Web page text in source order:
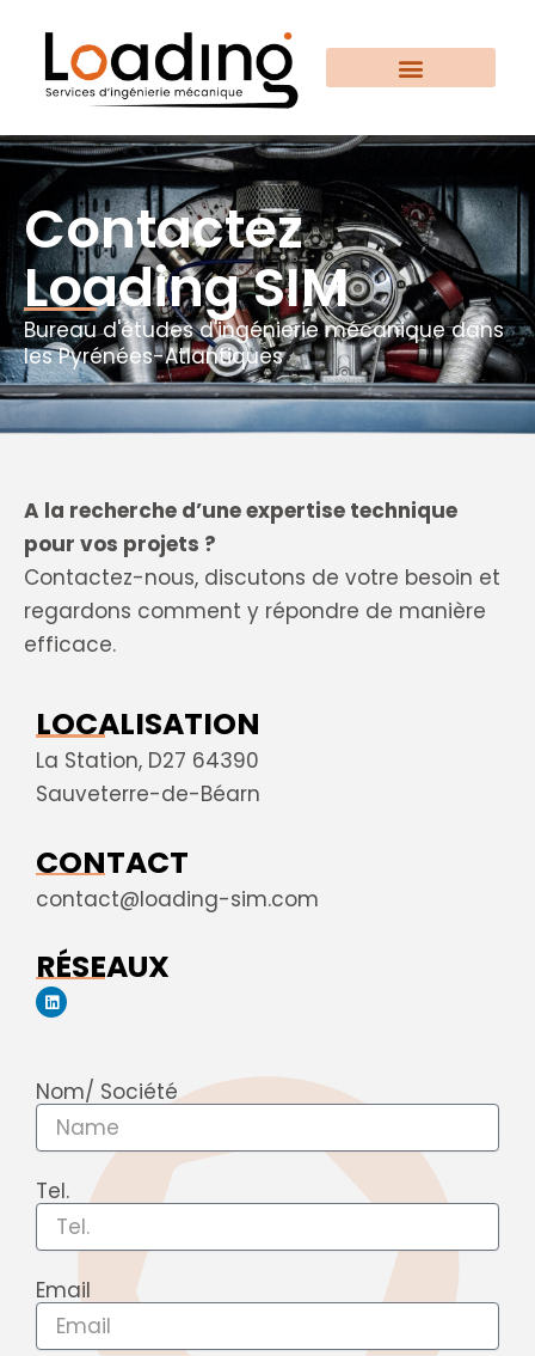
contenu
Contactez
Loading SIM
Bureau d'études d'ingénierie mécanique dans
les Pyrénées-Atlantiques
A la recherche d’une expertise technique
pour vos projets ?
Contactez-nous, discutons de votre besoin et
regardons comment y répondre de manière
efficace.
LOCALISATION
La Station, D27 64390
Sauveterre-de-Béarn
CONTACT
contact@loading-sim.com
RÉSEAUX
L
i
n
i
n
Nom/ Société
Tel.
Email